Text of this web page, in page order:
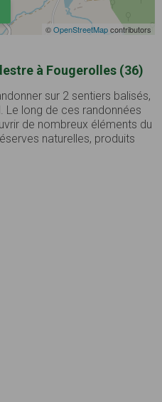
©OpenStreetMapcontributors
à Fougerolles (36)
sur 2 sentiers balisés,
long de ces randonnées
de nombreux éléments du
naturelles, produits